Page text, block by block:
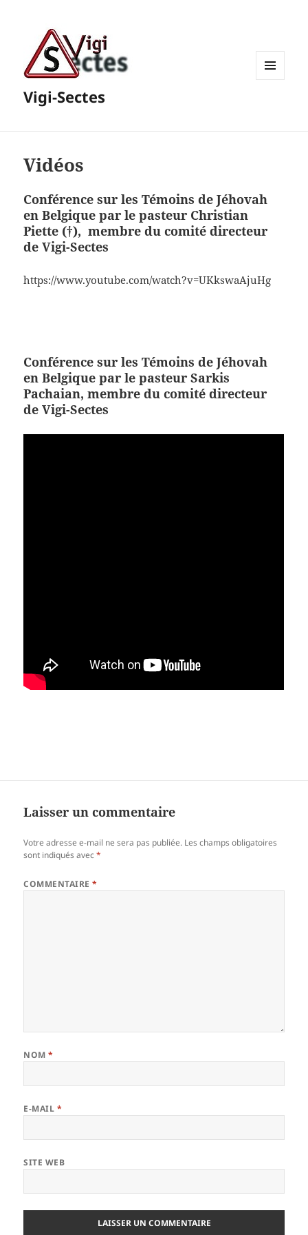
Vigi-Sectes
Vidéos
Conférence sur les Témoins de Jéhovah
en Belgique par le pasteur Christian
Piette (†), membre du comité directeur
de Vigi-Sectes
https://www.youtube.com/watch?v=UKkswaAjuHg
Conférence sur les Témoins de Jéhovah
en Belgique par le pasteur Sarkis
Pachaian, membre du comité directeur
de Vigi-Sectes
Laisser un commentaire
Votre adresse e-mail ne sera pas publiée. Les champs obligatoires
sont indiqués avec*
COMMENTAIRE*
NOM*
E-MAIL *
SITE WEB